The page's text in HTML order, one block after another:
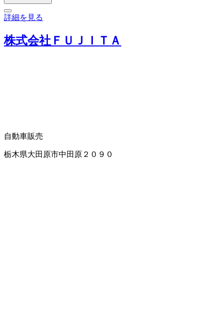
詳細を見る
株式会社ＦＵＪＩＴＡ
自動車販売
栃木県大田原市中田原２０９０